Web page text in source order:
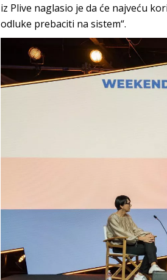
iz Plive naglasio je da će najveću
odluke prebaciti na sistem“.